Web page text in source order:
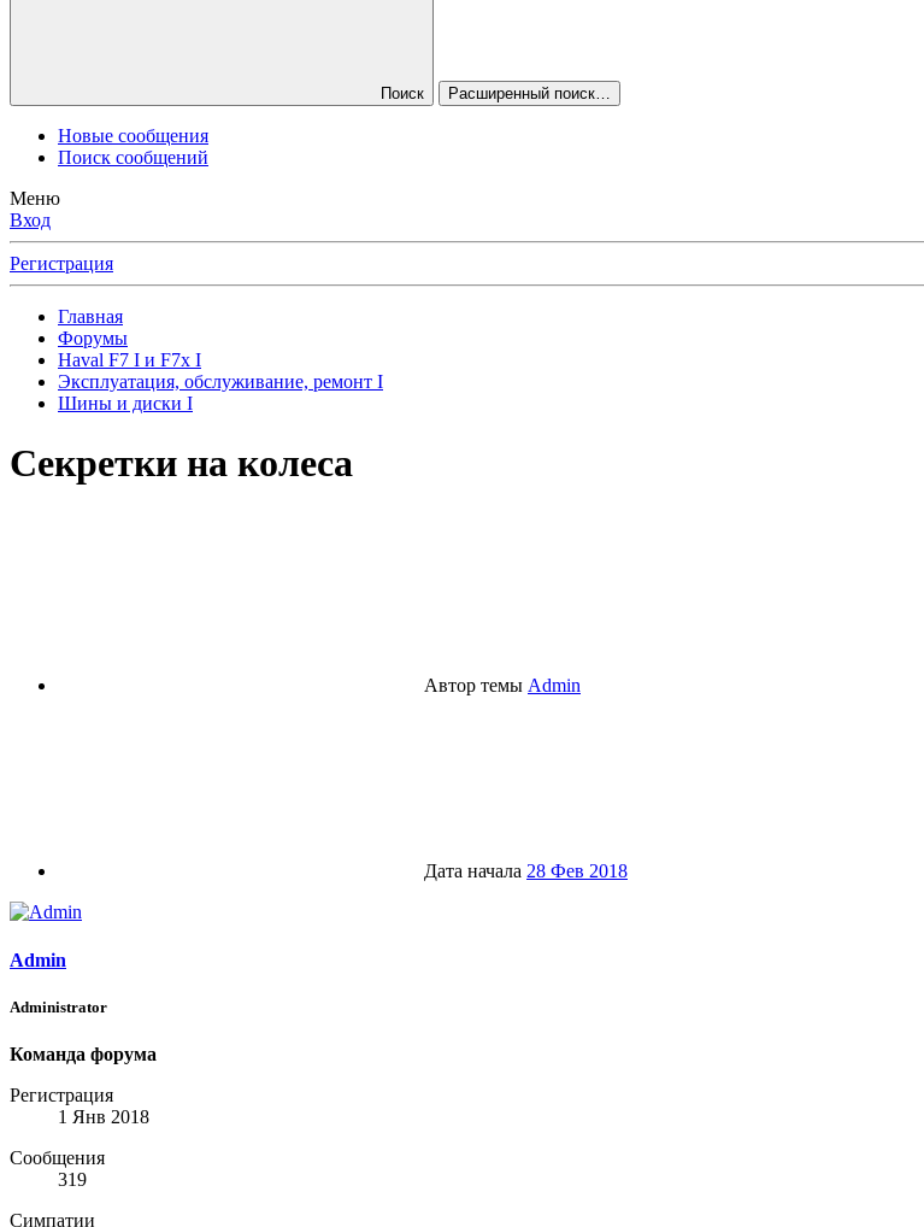
Поиск Расширенный поиск…
Новые сообщения
Поиск сообщений
Меню
Вход
Регистрация
Главная
Форумы
Haval F7 I и F7x I
Эксплуатация, обслуживание, ремонт I
Шины и диски I
Секретки на колеса
Автор темы Admin
Дата начала 28 Фев 2018
Admin
Administrator
Команда форума
Регистрация
1 Янв 2018
Сообщения
319
Симпатии